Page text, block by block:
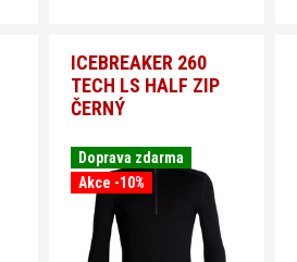
ICEBREAKER 260
TECH LS HALF ZIP
ČERNÝ
Doprava zdarma
Akce -10%